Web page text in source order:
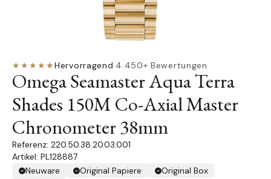
★★★★★Hervorragend·4.450+ Bewertungen
Omega Seamaster Aqua Terra
Shades 150M Co-Axial Master
Chronometer 38mm
220.50.38.20.03.001
Artikel: PL128887
Neuware
Original Papiere
Original Box